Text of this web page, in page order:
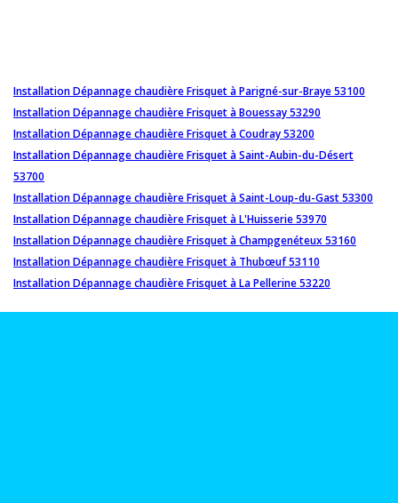
Installation Dépannage chaudière Frisquet à Parigné-sur-Braye 53100
Installation Dépannage chaudière Frisquet à Bouessay 53290
Installation Dépannage chaudière Frisquet à Coudray 53200
Installation Dépannage chaudière Frisquet à Saint-Aubin-du-Désert
53700
Installation Dépannage chaudière Frisquet à Saint-Loup-du-Gast 53300
Installation Dépannage chaudière Frisquet à L'Huisserie 53970
Installation Dépannage chaudière Frisquet à Champgenéteux 53160
Installation Dépannage chaudière Frisquet à Thubœuf 53110
Installation Dépannage chaudière Frisquet à La Pellerine 53220